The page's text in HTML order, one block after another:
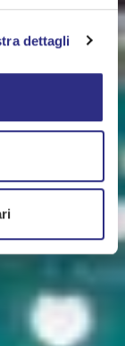
dettagli